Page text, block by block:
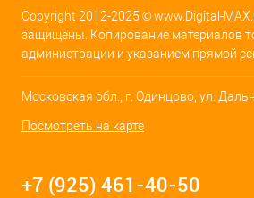
Copyright 2012-2025 © www.Digital-
защищены. Копирование материалов
администрации и указанием прямой
Московская обл., г. Одинцово, ул.
Посмотреть на карте
+7 (925) 461-40-50